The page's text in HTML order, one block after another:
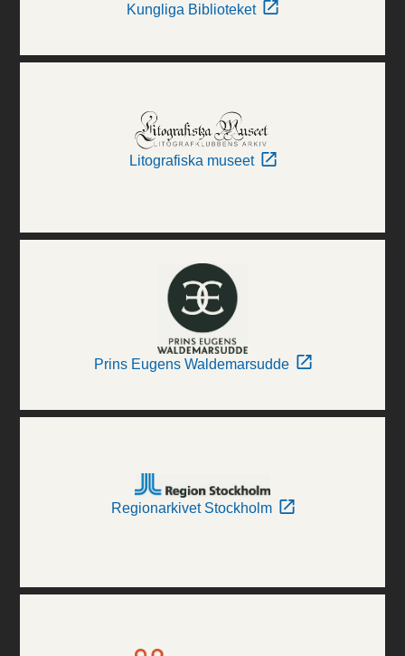
Kungliga Biblioteket
Litografiska museet
Prins Eugens Waldemarsudde
Regionarkivet Stockholm